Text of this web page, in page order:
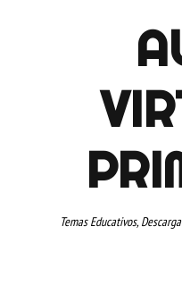
Temas Educativos,